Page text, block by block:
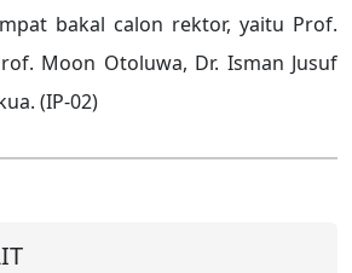
bakal calon rektor, yaitu Prof.
Moon Otoluwa, Dr. Isman Jusuf
(IP-02)